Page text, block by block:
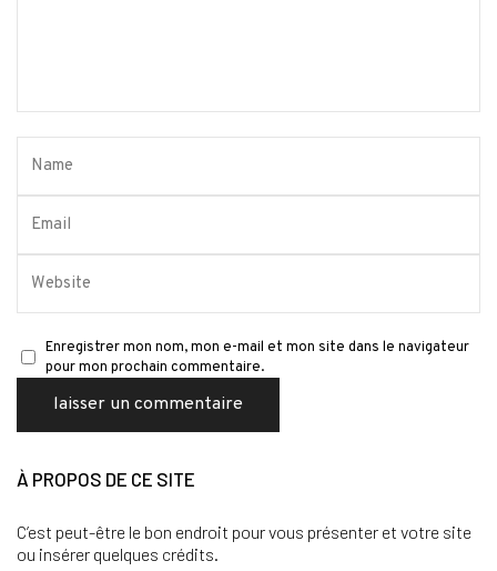
Enregistrer mon nom, mon e-mail et mon site dans le navigateur
pour mon prochain commentaire.
À PROPOS DE CE SITE
C’est peut-être le bon endroit pour vous présenter et votre site
ou insérer quelques crédits.